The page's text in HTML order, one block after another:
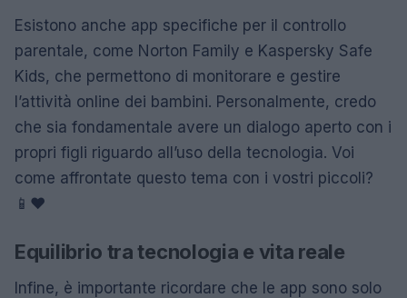
Esistono anche app specifiche per il controllo
parentale, come Norton Family e Kaspersky Safe
Kids, che permettono di monitorare e gestire
l’attività online dei bambini. Personalmente, credo
che sia fondamentale avere un dialogo aperto con i
propri figli riguardo all’uso della tecnologia. Voi
come affrontate questo tema con i vostri piccoli?
📱❤️
Equilibrio tra tecnologia e vita reale
Infine, è importante ricordare che le app sono solo